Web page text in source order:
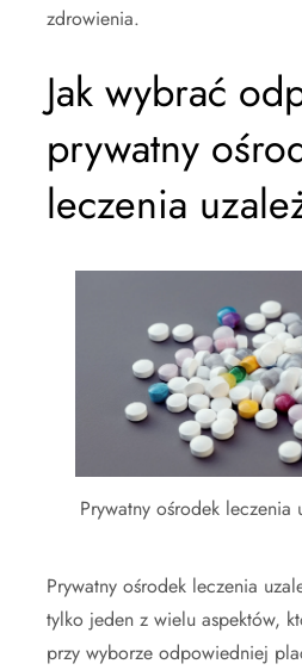
zdrowienia.
Jak wybrać
prywatny
leczenia
Prywatny ośrodek leczenia
Prywatny ośrodek leczenia
tylko jeden z wielu aspektów,
przy wyborze odpowiedniej